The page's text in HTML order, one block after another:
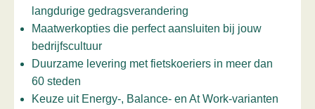
langdurige gedragsverandering
Maatwerkopties die perfect aansluiten bij jouw
bedrijfscultuur
Duurzame levering met fietskoeriers in meer dan
60 steden
Keuze uit Energy-, Balance- en At Work-varianten